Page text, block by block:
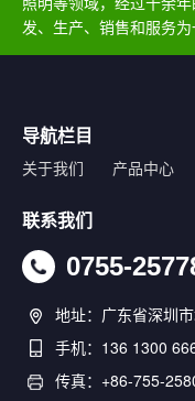
发、生产、销售和服务为
导航栏目
关于我们 产品中心
联系我们
0755-
地址：广东省深圳
手机：136 1300
传真：+86-755-